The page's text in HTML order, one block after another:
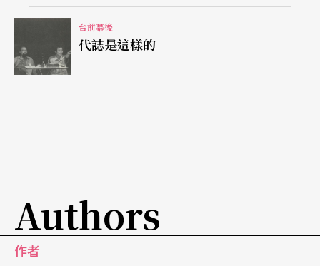
是希望爲這批演員找出表演的可能。雖然翻新不一
定是創新，但戶外劇場的表演能夠打破這批學生演
員的表演慣性，同時給觀衆一個新鮮的觀戲經驗。
在校區行政大樓和兩側高塔間的樓梯，以關渡平原
的都會夜景爲背景，觀賞木板和水泥舞台的演出。
但這次馬汀尼要「反其道而行」，讓觀衆坐在泥地
台前幕後
代誌是這樣的
Authors
作者